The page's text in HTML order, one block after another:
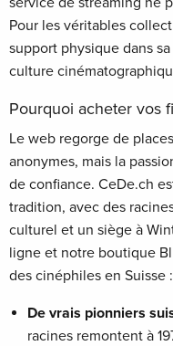
Pour les véritables
support physique dans
culture
Pourquoi acheter vos
Le web regorge de
anonymes, mais la
de confiance. CeDe.ch
tradition, avec des
culturel et un siège à
ligne et notre boutique
des cinéphiles en Suisse :
De vrais pionniers
racines remontent à